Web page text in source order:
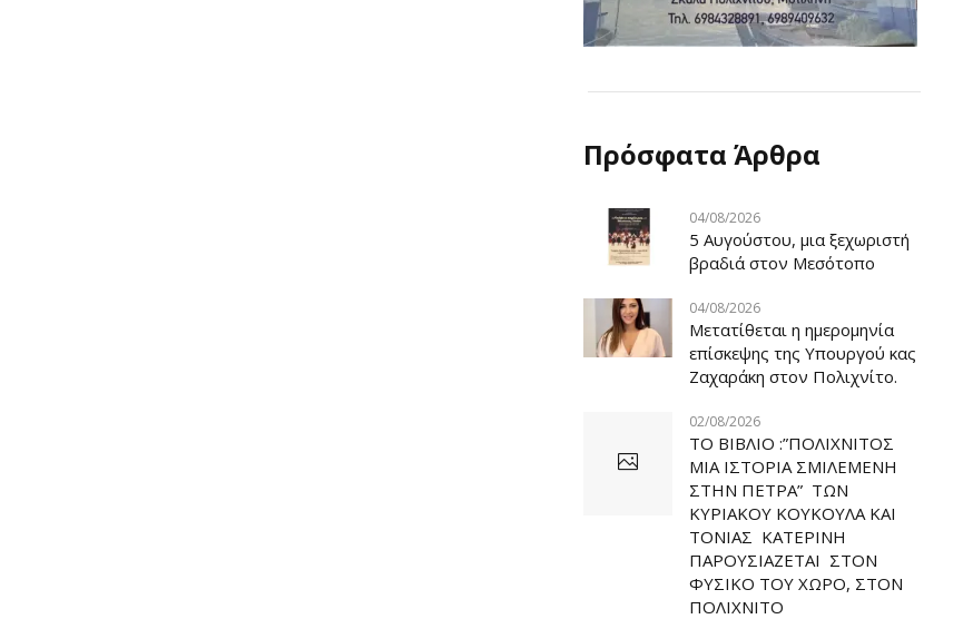
Πρόσφατα Άρθρα
04/08/2026
5 Αυγούστου, μια ξεχωριστή
βραδιά στον Μεσότοπο
04/08/2026
Μετατίθεται η ημερομηνία
επίσκεψης της Υπουργού κας
Ζαχαράκη στον Πολιχνίτο.
02/08/2026
ΤΟ ΒΙΒΛΙΟ :”ΠΟΛΙΧΝΙΤΟΣ
ΜΙΑ ΙΣΤΟΡΙΑ ΣΜΙΛΕΜΕΝΗ
ΣΤΗΝ ΠΕΤΡΑ” ΤΩΝ
ΚΥΡΙΑΚΟΥ ΚΟΥΚΟΥΛΑ ΚΑΙ
ΤΟΝΙΑΣ ΚΑΤΕΡΙΝΗ
ΠΑΡΟΥΣΙΑΖΕΤΑΙ ΣΤΟΝ
ΦΥΣΙΚΟ ΤOY ΧΩΡΟ, ΣΤΟΝ
ΠΟΛΙΧΝΙΤΟ